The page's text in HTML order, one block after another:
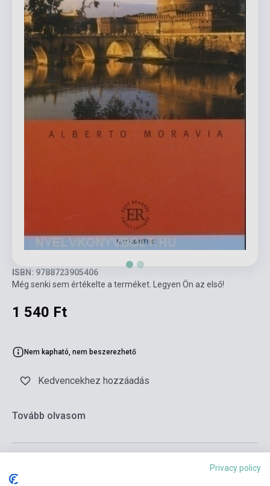
ISBN: 9788723905406
Még senki sem értékelte a terméket. Legyen Ön az első!
1 540 Ft
Nem kapható, nem beszerezhető
Kedvencekhez hozzáadás
Tovább olvasom
Privacy policy